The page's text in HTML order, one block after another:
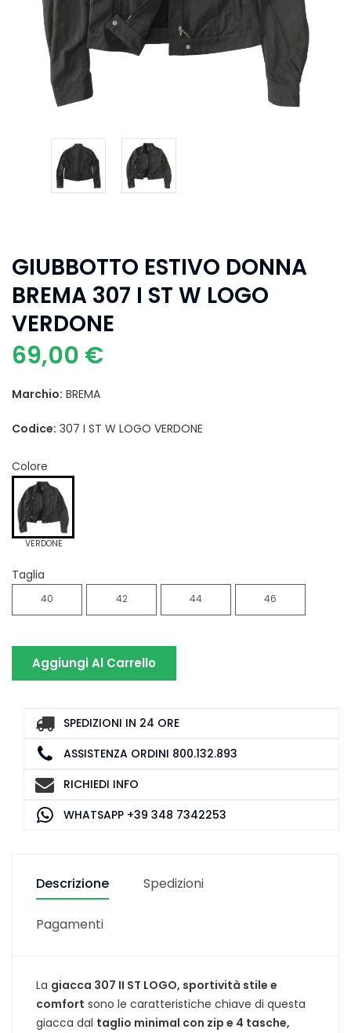
GIUBBOTTO ESTIVO DONNA
BREMA 307 I ST W LOGO
VERDONE
69,00 €
Marchio: BREMA
Codice: 307 I ST W LOGO VERDONE
Colore
VERDONE
Taglia
40 42 44 46
Aggiungi Al Carrello
SPEDIZIONI IN 24 ORE
ASSISTENZA ORDINI 800.132.893
RICHIEDI INFO
WHATSAPP +39 348 7342253
Descrizione Spedizioni
Pagamenti
La giacca 307 II ST LOGO, sportività stile e
comfort sono le caratteristiche chiave di questa
giacca dal taglio minimal con zip e 4 tasche,